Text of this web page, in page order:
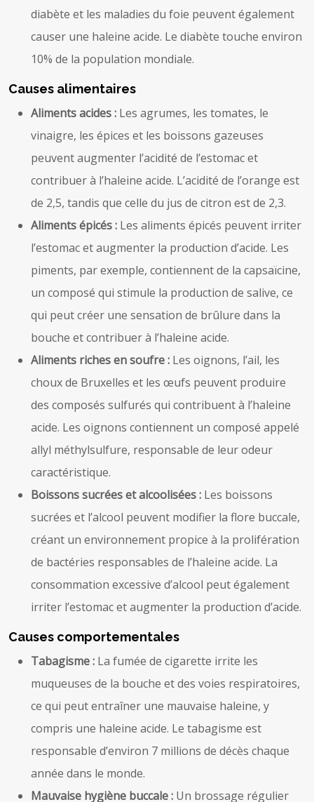
diabète et les maladies du foie peuvent également
causer une haleine acide. Le diabète touche environ
10% de la population mondiale.
Causes alimentaires
Aliments acides : Les agrumes, les tomates, le
vinaigre, les épices et les boissons gazeuses
peuvent augmenter l’acidité de l’estomac et
contribuer à l’haleine acide. L’acidité de l’orange est
de 2,5, tandis que celle du jus de citron est de 2,3.
Aliments épicés : Les aliments épicés peuvent irriter
l’estomac et augmenter la production d’acide. Les
piments, par exemple, contiennent de la capsaïcine,
un composé qui stimule la production de salive, ce
qui peut créer une sensation de brûlure dans la
bouche et contribuer à l’haleine acide.
Aliments riches en soufre : Les oignons, l’ail, les
choux de Bruxelles et les œufs peuvent produire
des composés sulfurés qui contribuent à l’haleine
acide. Les oignons contiennent un composé appelé
allyl méthylsulfure, responsable de leur odeur
caractéristique.
Boissons sucrées et alcoolisées : Les boissons
sucrées et l’alcool peuvent modifier la flore buccale,
créant un environnement propice à la prolifération
de bactéries responsables de l’haleine acide. La
consommation excessive d’alcool peut également
irriter l’estomac et augmenter la production d’acide.
Causes comportementales
Tabagisme : La fumée de cigarette irrite les
muqueuses de la bouche et des voies respiratoires,
ce qui peut entraîner une mauvaise haleine, y
compris une haleine acide. Le tabagisme est
responsable d’environ 7 millions de décès chaque
année dans le monde.
Mauvaise hygiène buccale : Un brossage régulier